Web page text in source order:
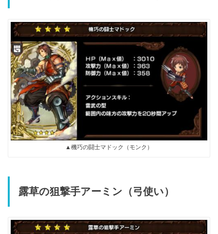
▲機巧の闘士マドック（モンク）
露草の狙撃手アーミン（弓使い）